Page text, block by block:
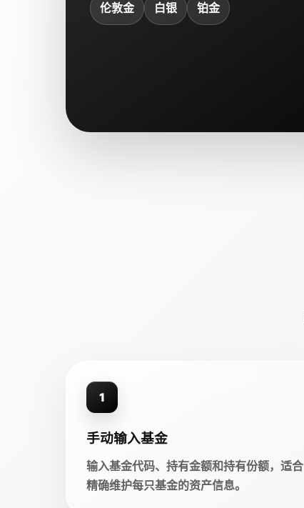
伦敦金 白银 铂金
1
手动输入基金
输入基金代码、持有金额和持有份额，适合
精确维护每只基金的资产信息。